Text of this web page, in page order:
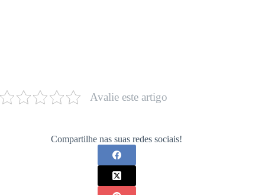
Avalie este artigo
Compartilhe nas suas redes sociais!